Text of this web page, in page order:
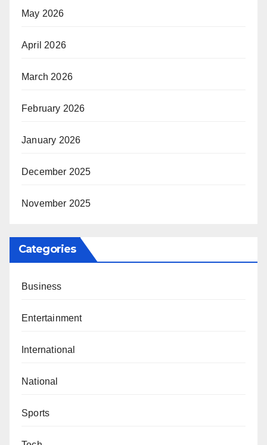
May 2026
April 2026
March 2026
February 2026
January 2026
December 2025
November 2025
Categories
Business
Entertainment
International
National
Sports